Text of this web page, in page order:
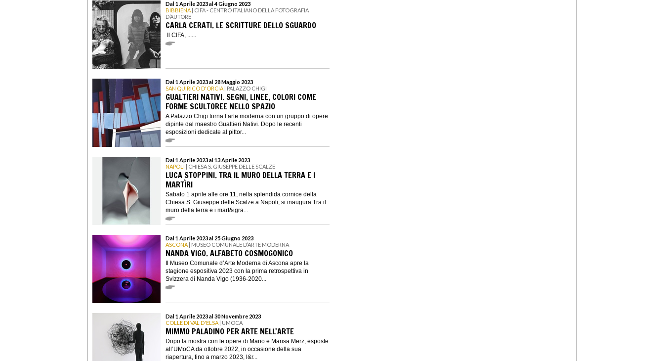
Dal 1 Aprile 2023 al 4 Giugno 2023
BIBBIENA | CIFA - CENTRO ITALIANO DELLA FOTOGRAFIA
D’AUTORE
CARLA CERATI. LE SCRITTURE DELLO SGUARDO
Il CIFA, ......
Dal 1 Aprile 2023 al 28 Maggio 2023
SAN QUIRICO D'ORCIA | PALAZZO CHIGI
GUALTIERI NATIVI. SEGNI, LINEE, COLORI COME
FORME SCULTOREE NELLO SPAZIO
A Palazzo Chigi torna l’arte moderna con un gruppo di opere
dipinte dal maestro Gualtieri Nativi. Dopo le recenti
esposizioni dedicate al pittor...
Dal 1 Aprile 2023 al 13 Aprile 2023
NAPOLI | CHIESA S. GIUSEPPE DELLE SCALZE
LUCA STOPPINI. TRA IL MURO DELLA TERRA E I
MARTÌRI
Sabato 1 aprile alle ore 11, nella splendida cornice della
Chiesa S. Giuseppe delle Scalze a Napoli, si inaugura Tra il
muro della terra e i mart&igra...
Dal 1 Aprile 2023 al 25 Giugno 2023
ASCONA | MUSEO COMUNALE D’ARTE MODERNA
NANDA VIGO. ALFABETO COSMOGONICO
Il Museo Comunale d’Arte Moderna di Ascona apre la
stagione espositiva 2023 con la prima retrospettiva in
Svizzera di Nanda Vigo (1936-2020...
Dal 1 Aprile 2023 al 30 Novembre 2023
COLLE DI VAL D'ELSA | UMOCA
MIMMO PALADINO PER ARTE NELL'ARTE
Dopo la mostra con le opere di Mario e Marisa Merz, esposte
all’UMoCA da ottobre 2022, in occasione della sua
riapertura, fino a marzo 2023, l&r...